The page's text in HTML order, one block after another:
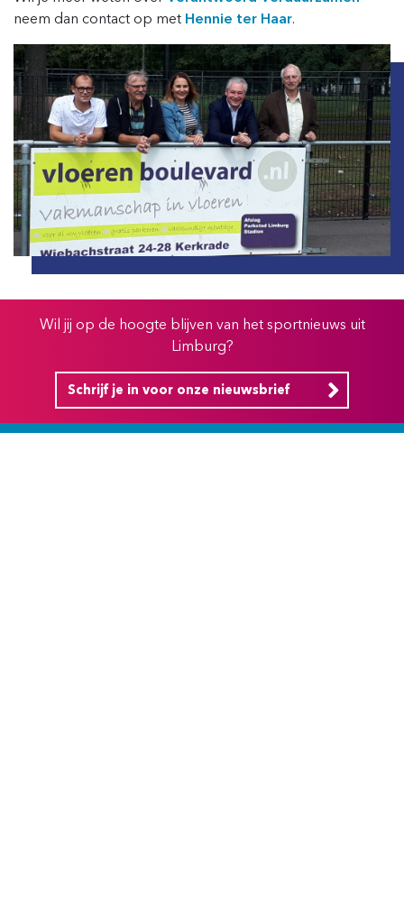
neem dan contact op met Hennie ter Haar.
Wil jij op de hoogte blijven van het sportnieuws uit
Limburg?
Schrijf je in voor onze nieuwsbrief